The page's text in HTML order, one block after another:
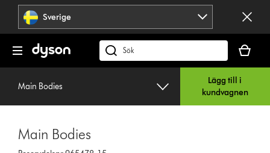
Hoppa
navigering
Sverige
Sök
på
är
tom
Main Bodies
Lägg till i
kundvagnen
Main Bodies